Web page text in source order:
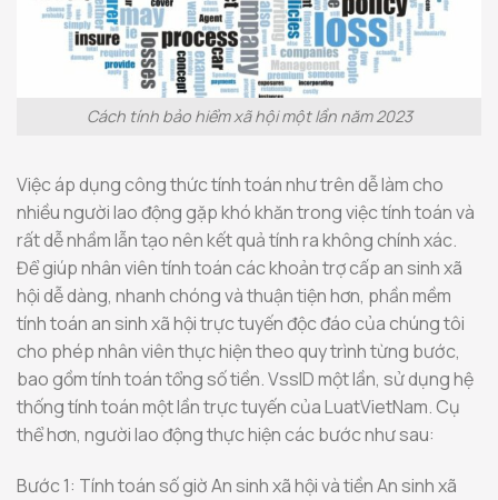
Cách tính bảo hiểm xã hội một lần năm 2023
Việc áp dụng công thức tính toán như trên dễ làm cho
nhiều người lao động gặp khó khăn trong việc tính toán và
rất dễ nhầm lẫn tạo nên kết quả tính ra không chính xác.
Để giúp nhân viên tính toán các khoản trợ cấp an sinh xã
hội dễ dàng, nhanh chóng và thuận tiện hơn, phần mềm
tính toán an sinh xã hội trực tuyến độc đáo của chúng tôi
cho phép nhân viên thực hiện theo quy trình từng bước,
bao gồm tính toán tổng số tiền. VssID một lần, sử dụng hệ
thống tính toán một lần trực tuyến của LuatVietNam. Cụ
thể hơn, người lao động thực hiện các bước như sau:
Bước 1: Tính toán số giờ An sinh xã hội và tiền An sinh xã